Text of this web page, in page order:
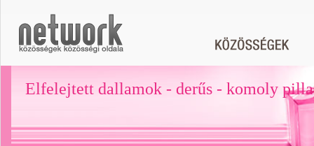
Elfelejtett dallamok - derűs - komoly